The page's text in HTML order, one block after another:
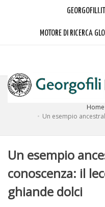
GEORGOFILI.IT
MOTORE DI RICERCA
a cura dell'Accademia dei
Home
Un esempio
Un esempio
conoscenza: il
ghiande dolci